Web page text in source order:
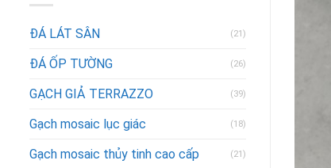
ĐÁ LÁT SÂN (21)
ĐÁ ỐP TƯỜNG (26)
GẠCH GIẢ TERRAZZO (39)
Gạch mosaic lục giác (18)
Gạch mosaic thủy tinh cao cấp (21)